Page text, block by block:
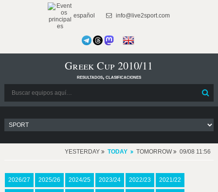
español info@live2sport.com
Greek Cup 2010/11
resultados, clasificaciones
YESTERDAY TODAY TOMORROW 09/08 11:56
2026/27 2025/26 2024/25 2023/24 2022/23 2021/22